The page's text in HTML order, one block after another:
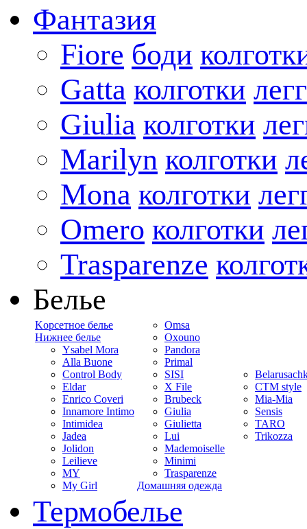
Фантазия
Fiore боди
Gatta колготки
Giulia колготки
Marilyn колготки
Mona колготки
Omero колготки
Trasparenze
Белье
Kорсетное белье
Нижнее белье
Ysabel Mora
Alla Buone
Control Body
Eldar
Enrico Coveri
Innamore Intimo
Intimidea
Jadea
Jolidon
Leilieve
MY
My Girl
Omsa
Oxouno
Pandora
Primal
SISI
X File
Brubeck
Giulia
Giulietta
Lui
Mademoiselle
Minimi
Trasparenze
Домашняя одежда
CTM style
Mia-Mia
Sensis
TARO
Trikozza
Термобелье